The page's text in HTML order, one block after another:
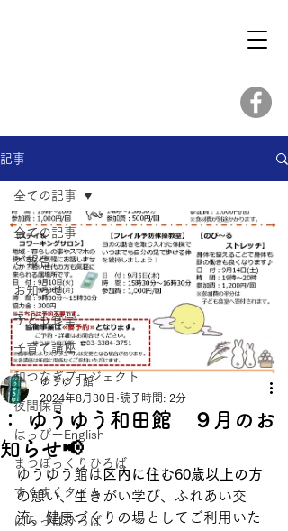
記事
全ての記事
ご報告
お知らせ
子ども食堂
子育て講座
和つなぎプロジェクト
夜間保育
はっぴーEnglish
まつぼっくりひろば
すくすくタイム
はらっぱひろば
全ての記事
： ゆうゆう和田館 ９月のお
知らせ📢
ゆうゆう館
2024年8月30日 読了時間: 2分
ゆうゆう館は 区内に住む60歳以上の方
の憩い、生きがい学び、ふれあい交
流、健康づくりの場としてご利用いた